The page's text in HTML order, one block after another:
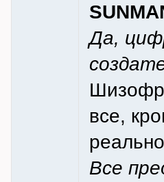
Да,
все,
Все